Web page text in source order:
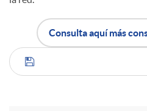
Consulta aquí más
C